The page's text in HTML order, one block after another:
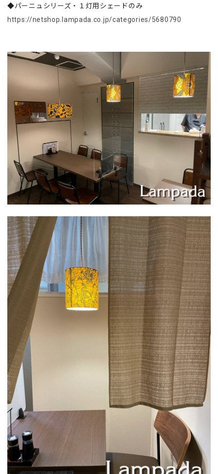
◆パーニュシリーズ・１灯用シェードのみ
https://netshop.lampada.co.jp/categories/5680790